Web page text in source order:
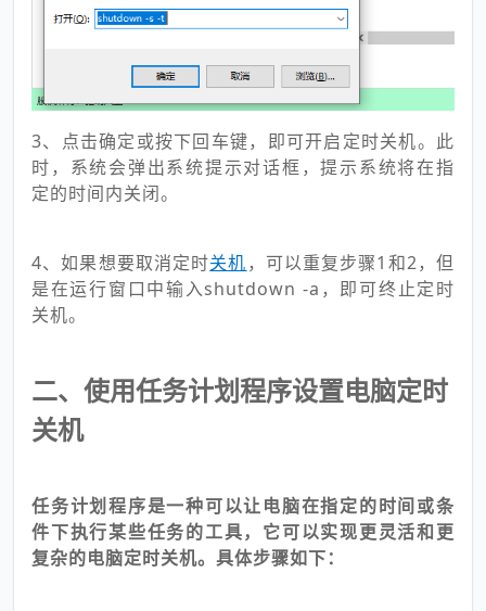
3、点击确定或按下回车键，即可开启定时关机。此
时，系统会弹出系统提示对话框，提示系统将在指
定的时间内关闭。
4、如果想要取消定时关机 ，可以重复步骤1和2，但
是在运行窗口中输入shutdown -a，即可终止定时
关机。
二、使用任务计划程序设置电脑定时
关机
任务计划程序是一种可以让电脑在指定的时间或条
件下执行某些任务的工具，它可以实现更灵活和更
复杂的电脑定时关机。具体步骤如下：